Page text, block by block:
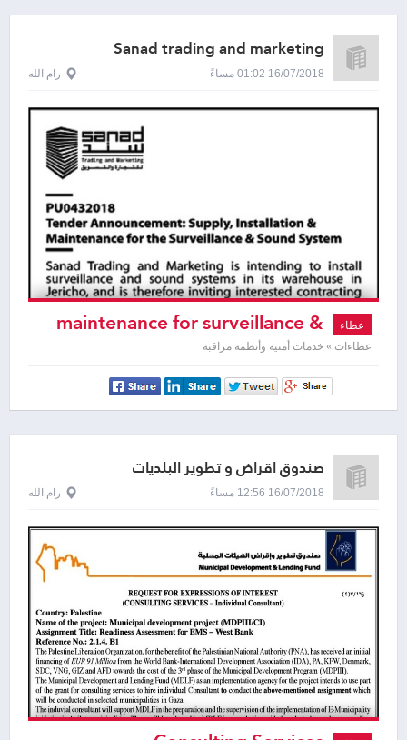
Sanad trading and marketing
16/07/2018 01:02 مساءً رام الله
عطاء maintenance for surveillance &
sound system
عطاءات » خدمات أمنية وأنظمة مراقبة
صندوق اقراض و تطوير البلديات
16/07/2018 12:56 مساءً رام الله